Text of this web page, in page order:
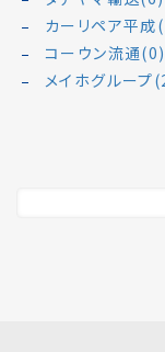
カーリペア平成
コーウン流通(0)
メイホグループ